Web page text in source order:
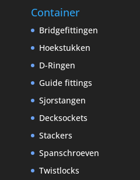
Container
Bridgefittingen
Hoekstukken
D-Ringen
Guide fittings
Sjorstangen
Decksockets
Stackers
Spanschroeven
Twistlocks